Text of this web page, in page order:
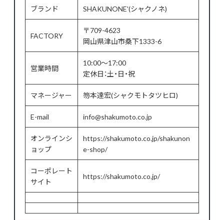
ブランド SHAKUNONE'(シャクノネ)
FACTORY
〒709-4623
岡山県津山市桑下1333-6
営業時間
10:00～17:00
定休日：土・日・祝
マネージャー 笏本達宏(シャクモトタツヒロ)
E-mail info@shakumoto.co.jp
オンラインシ
ョップ
https://shakumoto.co.jp/shakunon
e-shop/
コーポレート
サイト
https://shakumoto.co.jp/